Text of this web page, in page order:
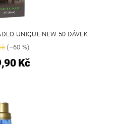
UNIQUE NEW 50 DÁVEK
(–60 %)
Kč